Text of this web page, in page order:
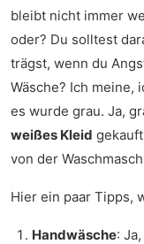
bleibt nicht immer
oder? Du solltest
trägst, wenn du
Wäsche? Ich meine,
es wurde grau. Ja,
weißes Kleid
von der
Hier ein paar Tipps,
Handwäsche: